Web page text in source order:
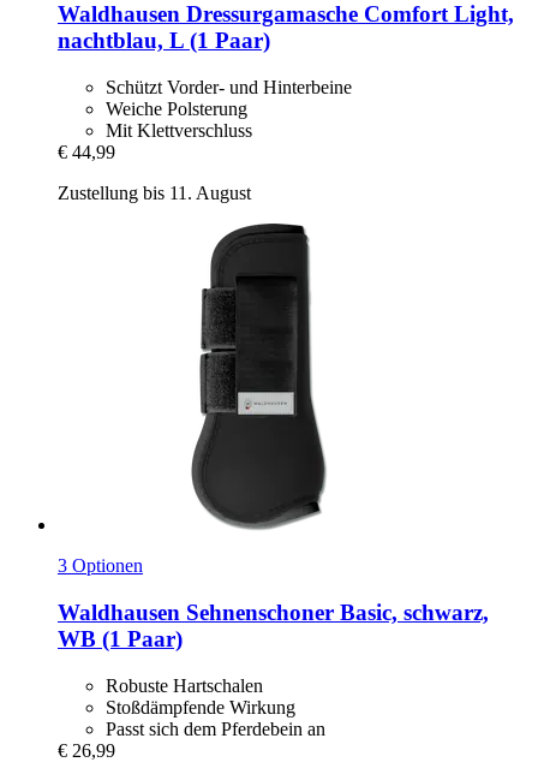
Waldhausen Dressurgamasche Comfort Light,
nachtblau, L (1 Paar)
Schützt Vorder- und Hinterbeine
Weiche Polsterung
Mit Klettverschluss
€ 44,99
Zustellung bis 11. August
3 Optionen
Waldhausen Sehnenschoner Basic, schwarz,
WB (1 Paar)
Robuste Hartschalen
Stoßdämpfende Wirkung
Passt sich dem Pferdebein an
€ 26,99